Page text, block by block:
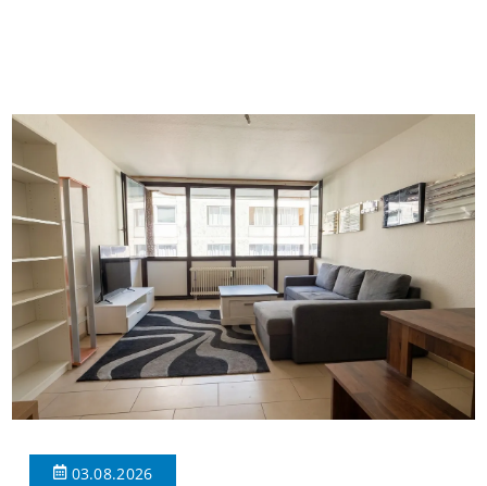
praktischen Diele, welche ausreichend Platz für eine […]
03.08.2026